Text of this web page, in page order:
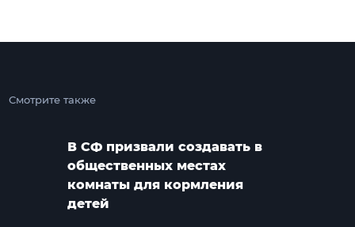
Смотрите также
В СФ призвали создавать в
общественных местах
комнаты для кормления
детей